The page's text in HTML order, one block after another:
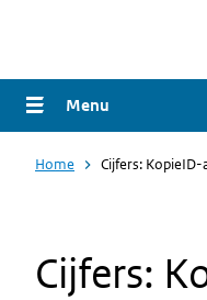
naar
de
gaan
Menu
Home Cijfers: KopieID-
Cijfers: